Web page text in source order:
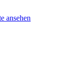
ansehen